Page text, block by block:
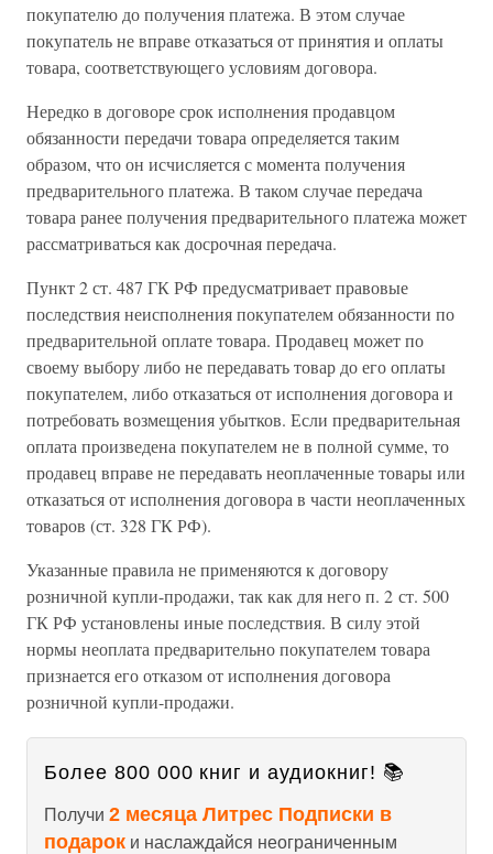
покупателю до получения платежа. В этом случае
покупатель не вправе отказаться от принятия и оплаты
товара, соответствующего условиям договора.
Нередко в договоре срок исполнения продавцом
обязанности передачи товара определяется таким
образом, что он исчисляется с момента получения
предварительного платежа. В таком случае передача
товара ранее получения предварительного платежа может
рассматриваться как досрочная передача.
Пункт 2 ст. 487 ГК РФ предусматривает правовые
последствия неисполнения покупателем обязанности по
предварительной оплате товара. Продавец может по
своему выбору либо не передавать товар до его оплаты
покупателем, либо отказаться от исполнения договора и
потребовать возмещения убытков. Если предварительная
оплата произведена покупателем не в полной сумме, то
продавец вправе не передавать неоплаченные товары или
отказаться от исполнения договора в части неоплаченных
товаров (ст. 328 ГК РФ).
Указанные правила не применяются к договору
розничной купли-продажи, так как для него п. 2 ст. 500
ГК РФ установлены иные последствия. В силу этой
нормы неоплата предварительно покупателем товара
признается его отказом от исполнения договора
розничной купли-продажи.
Более 800 000 книг и аудиокниг! 📚
Получи 2 месяца Литрес Подписки в
подарок и наслаждайся неограниченным